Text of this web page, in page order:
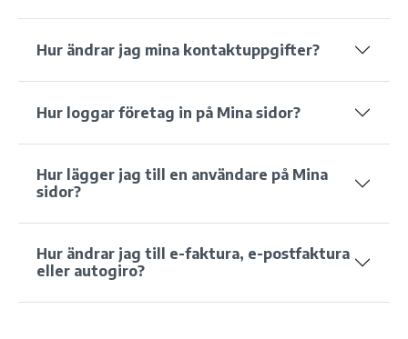
Hur ändrar jag mina kontaktuppgifter?
Hur loggar företag in på Mina sidor?
Hur lägger jag till en användare på Mina
sidor?
Hur ändrar jag till e-faktura, e-postfaktura
eller autogiro?